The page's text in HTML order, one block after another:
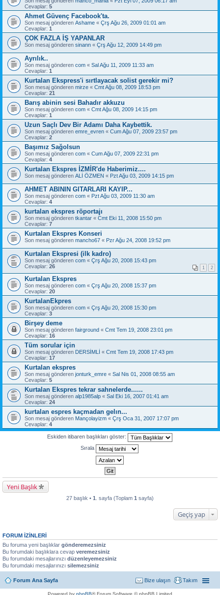
Cevaplar: 5
Ahmet Güvenç Facebook'ta.
Son mesaj gönderen Ashame « Çrş Ağu 26, 2009 01:01 am
Cevaplar: 1
ÇOK FAZLA İŞ YAPANLAR
Son mesaj gönderen sinann « Çrş Ağu 12, 2009 14:49 pm
Ayrılık..
Son mesaj gönderen com « Sal Ağu 11, 2009 11:33 am
Cevaplar: 1
Kurtalan Ekspress'i sırtlayacak solist gerekir mi?
Son mesaj gönderen mirze « Cmt Ağu 08, 2009 18:53 pm
Cevaplar: 21
Barış abinin sesi Bahadır akkuzu
Son mesaj gönderen com « Cmt Ağu 08, 2009 14:15 pm
Cevaplar: 1
Uzun Saçlı Dev Bir Adamı Daha Kaybettik.
Son mesaj gönderen emre_evren « Cum Ağu 07, 2009 23:57 pm
Cevaplar: 2
Başımız Sağolsun
Son mesaj gönderen com « Cum Ağu 07, 2009 22:31 pm
Cevaplar: 4
Kurtalan Ekspres İZMİR'de Haberimiz....
Son mesaj gönderen ALİ ÖZMEN « Pzt Ağu 03, 2009 14:15 pm
AHMET ABININ GITARLARI KAYIP...
Son mesaj gönderen com « Pzt Ağu 03, 2009 11:30 am
Cevaplar: 4
kurtalan ekspres röportajı
Son mesaj gönderen tkantar « Cmt Eki 11, 2008 15:50 pm
Cevaplar: 7
Kurtalan Ekspres Konseri
Son mesaj gönderen mancho67 « Pzr Ağu 24, 2008 19:52 pm
Kurtalan Ekspresi (ilk kadro)
Son mesaj gönderen com « Çrş Ağu 20, 2008 15:43 pm
Cevaplar: 26 1 2
Kurtalan Ekspres
Son mesaj gönderen com « Çrş Ağu 20, 2008 15:37 pm
Cevaplar: 20
KurtalanEkpres
Son mesaj gönderen com « Çrş Ağu 20, 2008 15:30 pm
Cevaplar: 3
Birşey deme
Son mesaj gönderen fairground « Cmt Tem 19, 2008 23:01 pm
Cevaplar: 16
Tüm sorular için
Son mesaj gönderen DERSİMLİ « Cmt Tem 19, 2008 17:43 pm
Cevaplar: 17
Kurtalan ekspres
Son mesaj gönderen jonturk_emre « Sal Nis 01, 2008 08:55 am
Cevaplar: 5
Kurtalan Ekspres tekrar sahnelerde......
Son mesaj gönderen alp1985alp « Sal Eki 16, 2007 01:41 am
Cevaplar: 24
kurtalan espres kaçmadan gelın...
Son mesaj gönderen Mançolayizm « Çrş Oca 31, 2007 17:07 pm
Cevaplar: 4
Eskiden itibaren başlıkları göster:
Sırala
Yeni Başlık
27 başlık • 1 . sayfa (Toplam 1 sayfa)
Geçiş yap
FORUM IZINLERI
Bu foruma yeni başlıklar gönderemezsiniz
Bu forumdaki başlıklara cevap veremezsiniz
Bu forumdaki mesajlarınızı düzenleyemezsiniz
Bu forumdaki mesajlarınızı silemezsiniz
Forum Ana Sayfa Takım
Bize ulaşın
Powered by phpBB® Forum Software © phpBB Limited